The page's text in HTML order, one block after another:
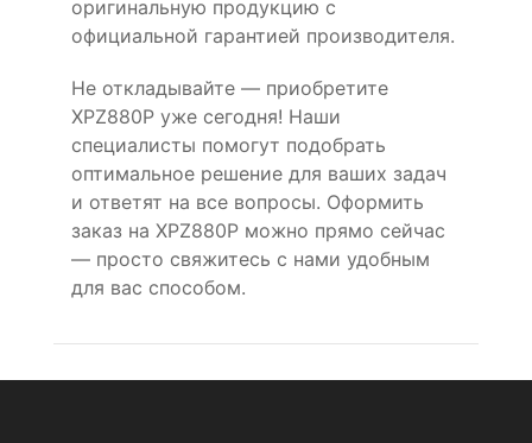
оригинальную продукцию с
официальной гарантией производителя.
Не откладывайте — приобретите
XPZ880P уже сегодня! Наши
специалисты помогут подобрать
оптимальное решение для ваших задач
и ответят на все вопросы. Оформить
заказ на XPZ880P можно прямо сейчас
— просто свяжитесь с нами удобным
для вас способом.